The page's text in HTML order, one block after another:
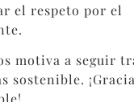
el respeto por el
motiva a seguir
sostenible.